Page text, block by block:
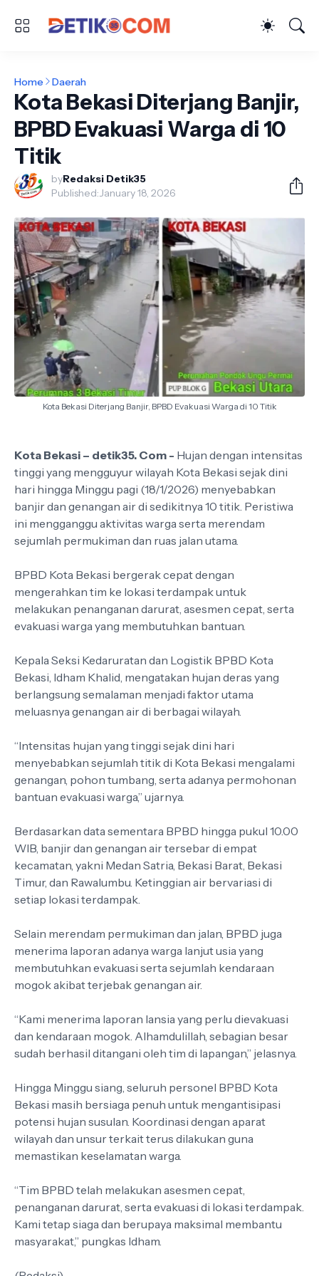
Home Daerah
Kota Bekasi Diterjang Banjir,
BPBD Evakuasi Warga di 10
Titik
byRedaksi Detik35
Published:January 18, 2026
Kota Bekasi Diterjang Banjir, BPBD Evakuasi Warga di 10 Titik
Kota Bekasi – detik35. Com - Hujan dengan intensitas
tinggi yang mengguyur wilayah Kota Bekasi sejak dini
hari hingga Minggu pagi (18/1/2026) menyebabkan
banjir dan genangan air di sedikitnya 10 titik. Peristiwa
ini mengganggu aktivitas warga serta merendam
sejumlah permukiman dan ruas jalan utama.
BPBD Kota Bekasi bergerak cepat dengan
mengerahkan tim ke lokasi terdampak untuk
melakukan penanganan darurat, asesmen cepat, serta
evakuasi warga yang membutuhkan bantuan.
Kepala Seksi Kedaruratan dan Logistik BPBD Kota
Bekasi, Idham Khalid, mengatakan hujan deras yang
berlangsung semalaman menjadi faktor utama
meluasnya genangan air di berbagai wilayah.
“Intensitas hujan yang tinggi sejak dini hari
menyebabkan sejumlah titik di Kota Bekasi mengalami
genangan, pohon tumbang, serta adanya permohonan
bantuan evakuasi warga,” ujarnya.
Berdasarkan data sementara BPBD hingga pukul 10.00
WIB, banjir dan genangan air tersebar di empat
kecamatan, yakni Medan Satria, Bekasi Barat, Bekasi
Timur, dan Rawalumbu. Ketinggian air bervariasi di
setiap lokasi terdampak.
Selain merendam permukiman dan jalan, BPBD juga
menerima laporan adanya warga lanjut usia yang
membutuhkan evakuasi serta sejumlah kendaraan
mogok akibat terjebak genangan air.
“Kami menerima laporan lansia yang perlu dievakuasi
dan kendaraan mogok. Alhamdulillah, sebagian besar
sudah berhasil ditangani oleh tim di lapangan,” jelasnya.
Hingga Minggu siang, seluruh personel BPBD Kota
Bekasi masih bersiaga penuh untuk mengantisipasi
potensi hujan susulan. Koordinasi dengan aparat
wilayah dan unsur terkait terus dilakukan guna
memastikan keselamatan warga.
“Tim BPBD telah melakukan asesmen cepat,
penanganan darurat, serta evakuasi di lokasi terdampak.
Kami tetap siaga dan berupaya maksimal membantu
masyarakat,” pungkas Idham.